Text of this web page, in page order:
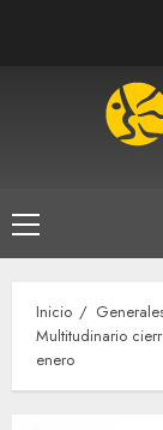
Menú
principal
Inicio
Multitudinario
enero